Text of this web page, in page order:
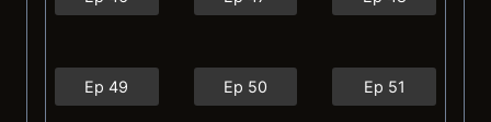
Ep 49 Ep 50 Ep 51